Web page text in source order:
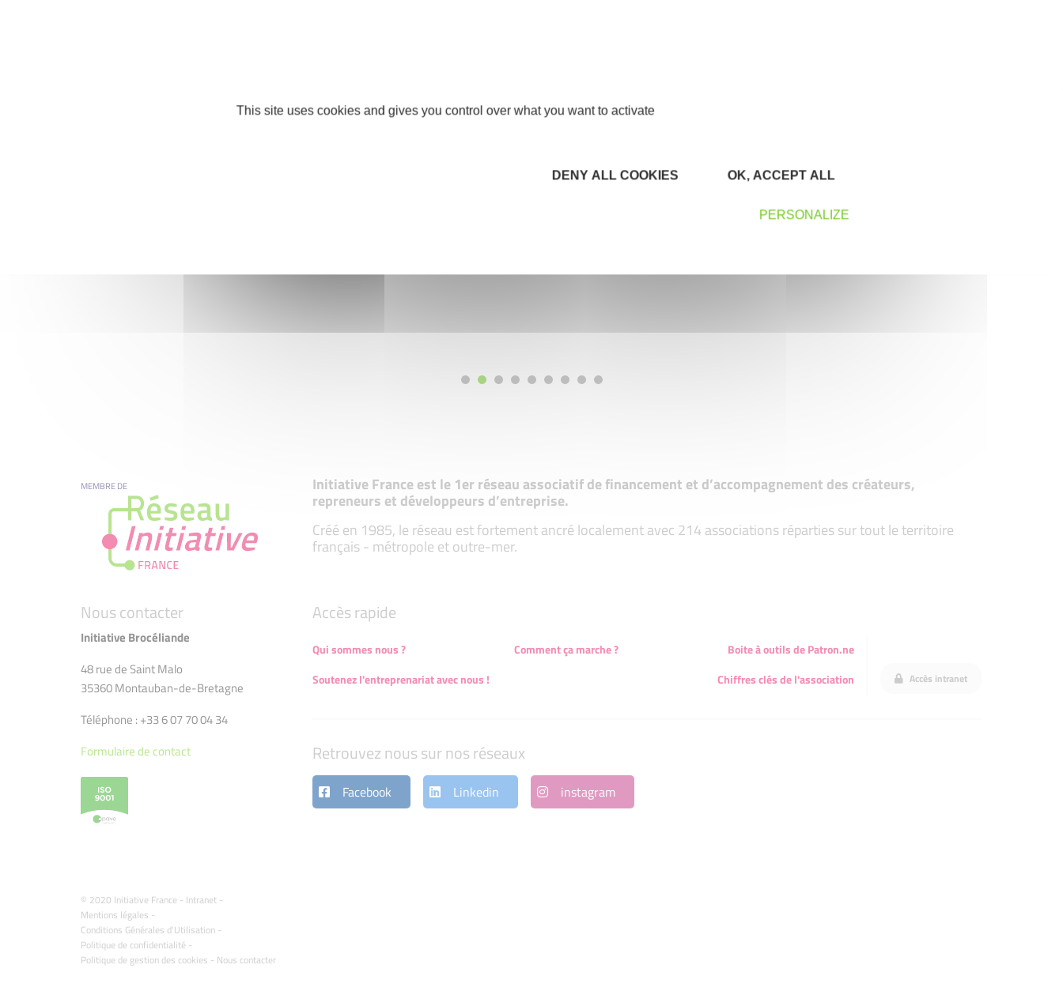
MEMBRE DE Initiative France est le 1er réseau associatif de financement et d’accompagnement des créateurs,
repreneurs et développeurs d’entreprise.
Créé en 1985, le réseau est fortement ancré localement avec 214 associations réparties sur tout le territoire
français - métropole et outre-mer.
Nous contacter
Initiative Brocéliande
48 rue de Saint Malo
35360 Montauban-de-Bretagne
Téléphone : +33 6 07 70 04 34
Formulaire de contact
© 2020 Initiative France - Intranet -
Mentions légales -
Conditions Générales d'Utilisation -
Politique de confidentialité -
Politique de gestion des cookies - Nous contacter
Accès rapide
Qui sommes nous ? Comment ça marche ?
Boite à outils de Patron.ne
Soutenez l'entreprenariat avec nous !
Chiffres clés de l'association Accès intranet
Retrouvez nous sur nos réseaux
Facebook Linkedin instagram
This site uses cookies and gives you control over what you want to activate
OK, ACCEPT ALL
DENY ALL COOKIES
PERSONALIZE